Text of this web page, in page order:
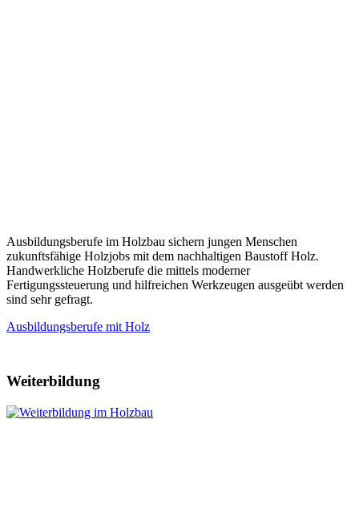
Ausbildungsberufe im Holzbau sichern jungen Menschen
zukunftsfähige Holzjobs mit dem nachhaltigen Baustoff Holz.
Handwerkliche Holzberufe die mittels moderner
Fertigungssteuerung und hilfreichen Werkzeugen ausgeübt werden
sind sehr gefragt.
Ausbildungsberufe mit Holz
Weiterbildung